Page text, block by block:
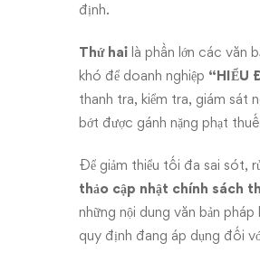
định.
Thứ hai là phần lớn các văn
khó để doanh nghiệp “HIỂU
thanh tra, kiểm tra, giám sát
bớt được gánh nặng phạt
Để giảm thiểu tối đa sai sót,
thảo cập nhật chính sách
những nội dung văn bản
quy định đang áp dụng đối